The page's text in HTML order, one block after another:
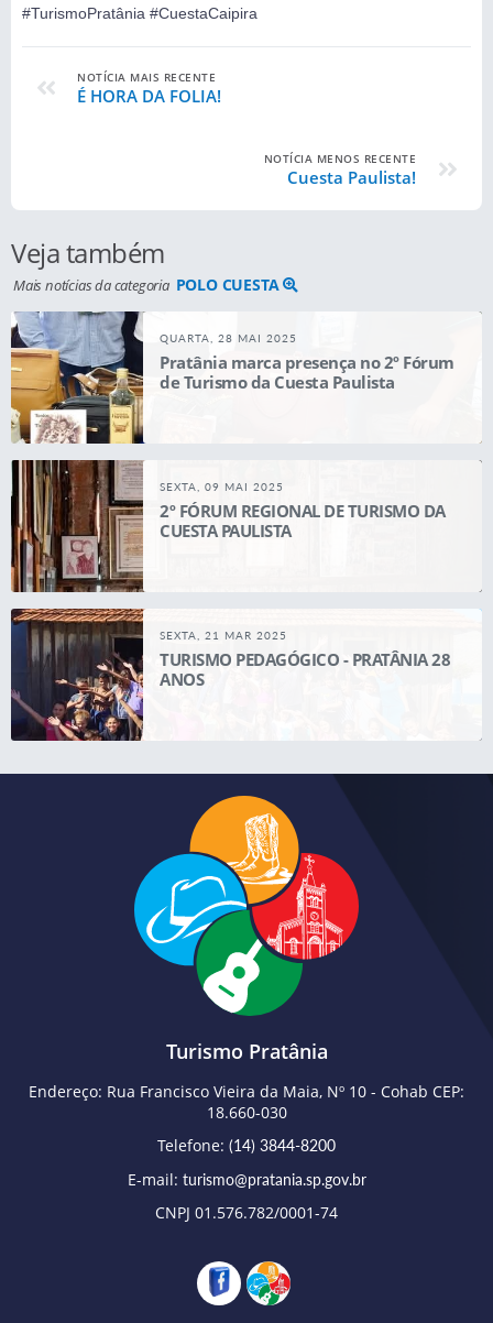
#TurismoPratânia #CuestaCaipira
NOTÍCIA MAIS RECENTE
É HORA DA FOLIA!
NOTÍCIA MENOS RECENTE
Cuesta Paulista!
Veja também
Mais notícias da categoria POLO CUESTA
QUARTA, 28 MAI 2025
Pratânia marca presença no 2º Fórum
de Turismo da Cuesta Paulista
SEXTA, 09 MAI 2025
2º FÓRUM REGIONAL DE TURISMO DA
CUESTA PAULISTA
SEXTA, 21 MAR 2025
TURISMO PEDAGÓGICO - PRATÂNIA 28
ANOS
Turismo Pratânia
Endereço: Rua Francisco Vieira da Maia, Nº 10 - Cohab CEP:
18.660-030
Telefone: (14) 3844-8200
E-mail: turismo@pratania.sp.gov.br
CNPJ 01.576.782/0001-74